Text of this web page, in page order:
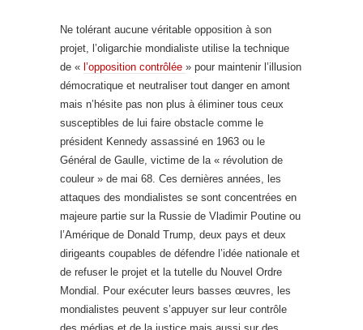
Ne tolérant aucune véritable opposition à son
projet, l’oligarchie mondialiste utilise la technique
de « l’opposition contrôlée » pour maintenir l’illusion
démocratique et neutraliser tout danger en amont
mais n’hésite pas non plus à éliminer tous ceux
susceptibles de lui faire obstacle comme le
président Kennedy assassiné en 1963 ou le
Général de Gaulle, victime de la « révolution de
couleur » de mai 68. Ces dernières années, les
attaques des mondialistes se sont concentrées en
majeure partie sur la Russie de Vladimir Poutine ou
l’Amérique de Donald Trump, deux pays et deux
dirigeants coupables de défendre l’idée nationale et
de refuser le projet et la tutelle du Nouvel Ordre
Mondial. Pour exécuter leurs basses œuvres, les
mondialistes peuvent s’appuyer sur leur contrôle